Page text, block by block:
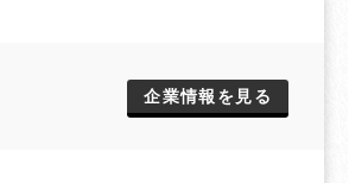
企業情報を見る